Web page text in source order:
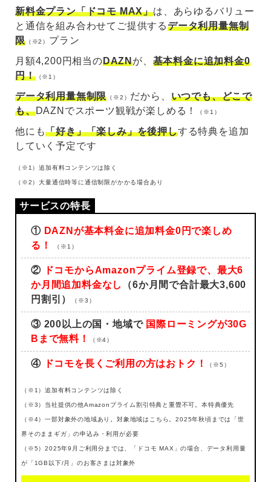
新料金プラン「ドコモ MAX」は、あらゆるバリュー
と通信を組み合わせてご提供するデータ利用量無制
限（※2） プラン
月額4,200円相当のDAZNが、 基本料金に追加料金0
円！（※1）
データ利用量無制限 （※2） だから、 いつでも、どこで
も、DAZNでスポーツ観戦が楽しめる！ （※1）
他にも「好き」「楽しみ」を後押しする特典を追加
していく予定です
（※1）追加有料コンテンツは除く
（※2）大量通信時等に通信制限がかかる場合あり
① DAZNが基本料金に追加料金0円で楽しめ
る！
（※1）
②
ドコモからAmazonプライム登録で、最大6
か月間追加料金なし
（6か月間で合計最大3,600
円割引）
（※3）
③ 200以上の国・地域で 国際ローミングが30G
Bまで無料！
（※4）
④ ドコモを長くご利用の方はおトク！ （※5）
（※1）追加有料コンテンツは除く
（※3）当社提供の他Amazonプライム割引特典と重畳不可。本特典優先
（※4）一部対象外の地域あり。対象地域はこちら。2025年秋頃までは「世
界そのままギガ」の申込み・利用が必要
（※5）2025年9月ご利用分までは、「ドコモ MAX」の場合、データ利用量
が「1GB以下/月」のお客さまは対象外